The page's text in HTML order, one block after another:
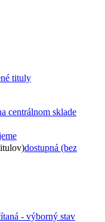
tituly
centrálnom sklade
dostupná (bez
- výborný stav